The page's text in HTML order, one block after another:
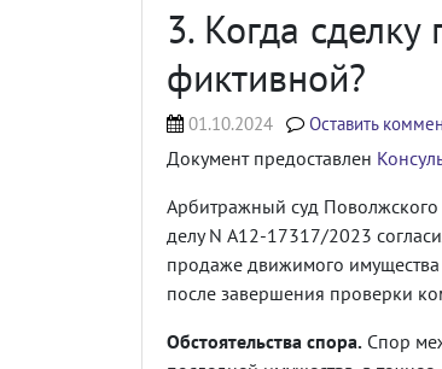
3. Когда
фиктивной?
01.10.2024 Оставить
Документ предоставлен
Арбитражный суд Поволжского
делу N А12-17317/2023
продаже движимого имущества
после завершения проверки
Обстоятельства спора. Спор